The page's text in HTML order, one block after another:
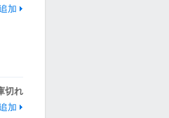
加
切れ
加